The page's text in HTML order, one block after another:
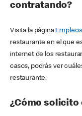
contratando?
Visita la página
restaurante en el que
internet de los
casos, podrás ver
restaurante.
¿Cómo solicito